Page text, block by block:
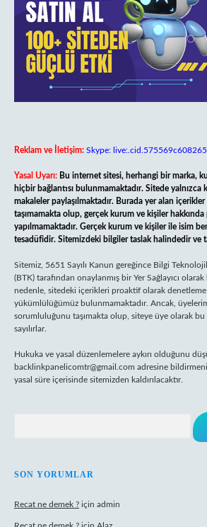
Reklam ve İletişim: Skype:
Yasal Uyarı: Bu internet sitesi, herhangi bir marka,
hiçbir bağlantısı bulunmamaktadır. Sitede yalnızca
makaleler paylaşılmaktadır. Burada yer alan
taşımamakta olup, gerçek kurum ve kişiler hakkında
yapılmamaktadır. Gerçek kurum ve kişiler ile isim
tesadüfidir. Sitemizdeki bilgiler taslak halindedir ve
Sitemiz, 5651 Sayılı Kanun gereğince Bilgi
(BTK) tarafından onaylanmış bir Yer Sağlayıcı
nedenle, sitedeki içerikleri proaktif olarak denetleme
yükümlülüğümüz bulunmamaktadır. Ancak,
sorumluluğunu taşımakta olup, siteye üye olarak
sayılırlar.
Hukuka ve yasal düzenlemelere aykırı olduğunu
backlinkpanelicomtr@gmail.com adresine
yasal süre içerisinde sitemizden kaldırılacaktır.
SON YORUMLAR
Recat ne demek ? için admin